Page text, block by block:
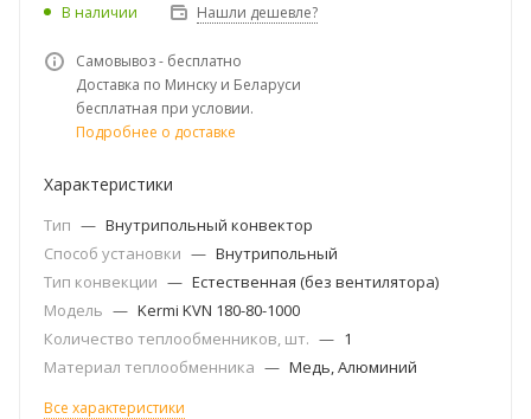
В наличии Нашли дешевле?
Самовывоз - бесплатно
Доставка по Минску и Беларуси
бесплатная при условии.
Подробнее о доставке
Характеристики
Тип — Внутрипольный конвектор
Способ установки — Внутрипольный
Тип конвекции — Естественная (без вентилятора)
Модель — Kermi KVN 180-80-1000
Количество теплообменников, шт. — 1
Материал теплообменника — Медь, Алюминий
Все характеристики